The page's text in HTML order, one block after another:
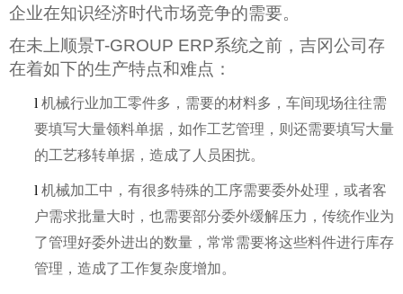
企业在知识经济时代市场竞争的需要。
在未上顺景T-GROUP ERP系统之前，吉冈公司存
在着如下的生产特点和难点：
l 机械行业加工零件多，需要的材料多，车间现场往往需
要填写大量领料单据，如作工艺管理，则还需要填写大量
的工艺移转单据，造成了人员困扰。
l 机械加工中，有很多特殊的工序需要委外处理，或者客
户需求批量大时，也需要部分委外缓解压力，传统作业为
了管理好委外进出的数量，常常需要将这些料件进行库存
管理，造成了工作复杂度增加。